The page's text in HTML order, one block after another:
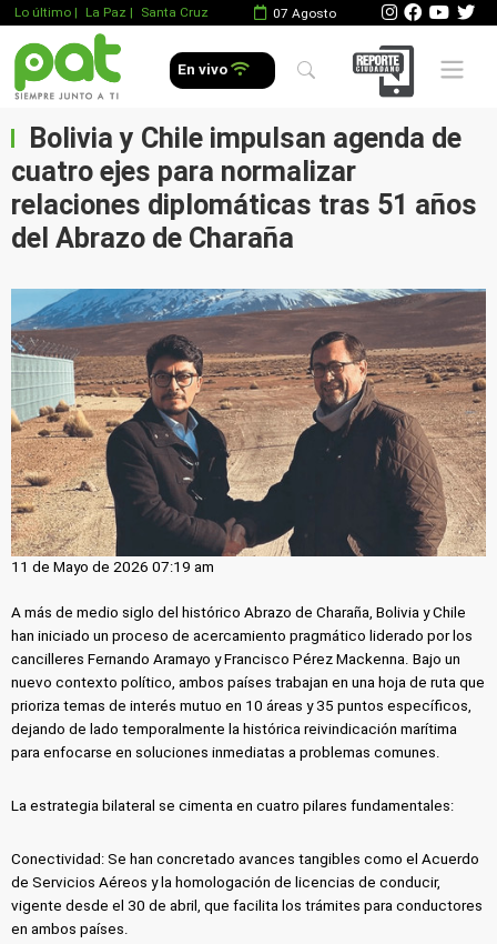
Lo último | La Paz | Santa Cruz 07 Agosto
En vivo Mobile
Bolivia y Chile impulsan agenda de
cuatro ejes para normalizar
relaciones diplomáticas tras 51 años
del Abrazo de Charaña
11 de Mayo de 2026 07:19 am
A más de medio siglo del histórico Abrazo de Charaña, Bolivia y Chile
han iniciado un proceso de acercamiento pragmático liderado por los
cancilleres Fernando Aramayo y Francisco Pérez Mackenna. Bajo un
nuevo contexto político, ambos países trabajan en una hoja de ruta que
prioriza temas de interés mutuo en 10 áreas y 35 puntos específicos,
dejando de lado temporalmente la histórica reivindicación marítima
para enfocarse en soluciones inmediatas a problemas comunes.
La estrategia bilateral se cimenta en cuatro pilares fundamentales:
Conectividad: Se han concretado avances tangibles como el Acuerdo
de Servicios Aéreos y la homologación de licencias de conducir,
vigente desde el 30 de abril, que facilita los trámites para conductores
en ambos países.